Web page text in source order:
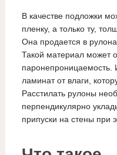
В качестве подложки
пленку, а только ту,
Она продается в
Такой материал может
паронепроницаемость.
ламинат от влаги,
Расстилать рулоны
перпендикулярно
припуски на стены при